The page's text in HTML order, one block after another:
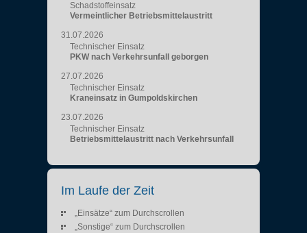
Schadstoffeinsatz
Vermeintlicher Betriebsmittelaustritt
31.07.2026
Technischer Einsatz
PKW nach Verkehrsunfall geborgen
27.07.2026
Technischer Einsatz
Kraneinsatz in Gumpoldskirchen
23.07.2026
Technischer Einsatz
Betriebsmittelaustritt nach Verkehrsunfall
Im Laufe der Zeit
„Einsätze“ zum Durchscrollen
„Sonstige“ zum Durchscrollen